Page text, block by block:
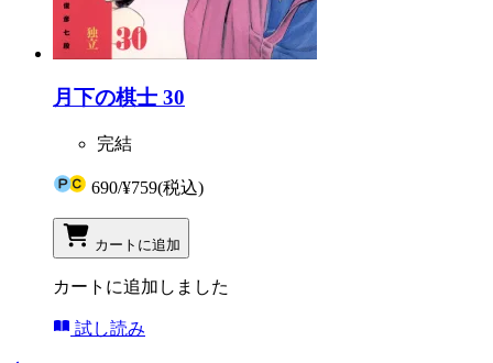
月下の棋士 30
完結
690/¥759(税込)
カートに追加
カートに追加しました
試し読み